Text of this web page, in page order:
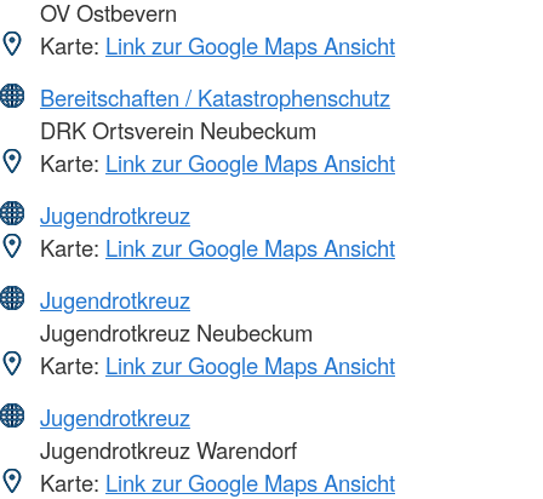
OV Ostbevern
Karte: Link zur Google Maps Ansicht
Bereitschaften / Katastrophenschutz
DRK Ortsverein Neubeckum
Karte: Link zur Google Maps Ansicht
Jugendrotkreuz
Karte: Link zur Google Maps Ansicht
Jugendrotkreuz
Jugendrotkreuz Neubeckum
Karte: Link zur Google Maps Ansicht
Jugendrotkreuz
Jugendrotkreuz Warendorf
Karte: Link zur Google Maps Ansicht